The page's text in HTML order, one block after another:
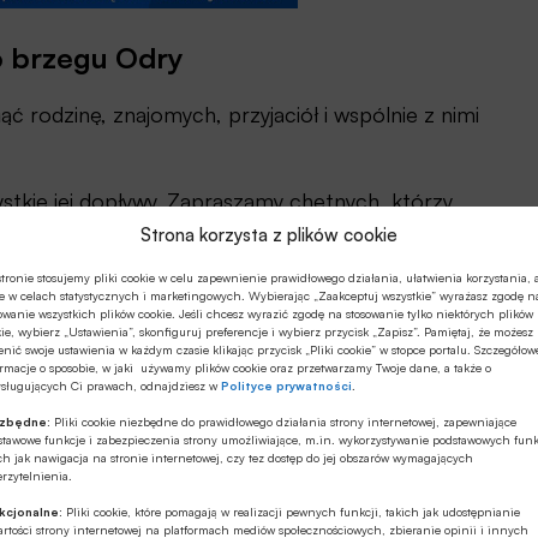
Strona korzysta z plików cookie
stosujemy pliki cookie w celu zapewnienie prawidłowego działania, ułatwienia korzystania, a
w celach statystycznych i marketingowych. Wybierając „Zaakceptuj wszystkie” wyrażasz zgodę
wszystkich plików cookie. Jeśli chcesz wyrazić zgodę na stosowanie tylko niektórych plików
wybierz „Ustawienia”, skonfiguruj preferencje i wybierz przycisk „Zapisz”. Pamiętaj, że możesz
swoje ustawienia w każdym czasie klikając przycisk „Pliki cookie” w stopce portalu.
o sposobie, w jaki używamy plików cookie oraz przetwarzamy Twoje dane, a także o
Ci prawach, odnajdziesz wPolityce prywatności
Pliki cookie niezbędne do prawidłowego działania strony internetowej, zapewniające
funkcje i zabezpieczenia strony umożliwiające, m.in. wykorzystywanie podstawowych
jak nawigacja na stronie internetowej, czy tez dostęp do jej obszarów wymagających
Pliki cookie, które pomagają w realizacji pewnych funkcji, takich jak udostępnianie
strony internetowej na platformach mediów społecznościowych, zbieranie opinii i innych
brzegu Odry
rodzinę, znajomych, przyjaciół i wspólnie z nimi
jej dopływy. Zapraszamy chętnych, którzy
Pełcznicę, Prudnik, Barycz czy Ślęzę.
kawałek rzeki i nie tylko posprzątać brzegi, ale
Przybylski, koordynator akcji w bankuCredit
dla małych i średnich firm